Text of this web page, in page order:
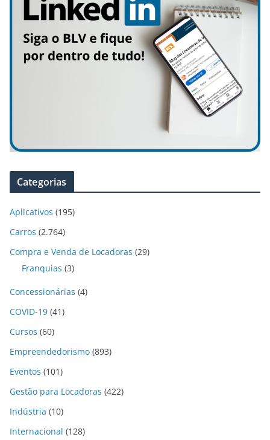
Categorias
Aplicativos (195)
Carros (2.764)
Compra e Venda de Locadoras (29)
Franquias (3)
Concessionárias (4)
COVID-19 (41)
Cursos (60)
Empreendedorismo (893)
Eventos (101)
Gestão para Locadoras (422)
Indústria (10)
Internacional (128)